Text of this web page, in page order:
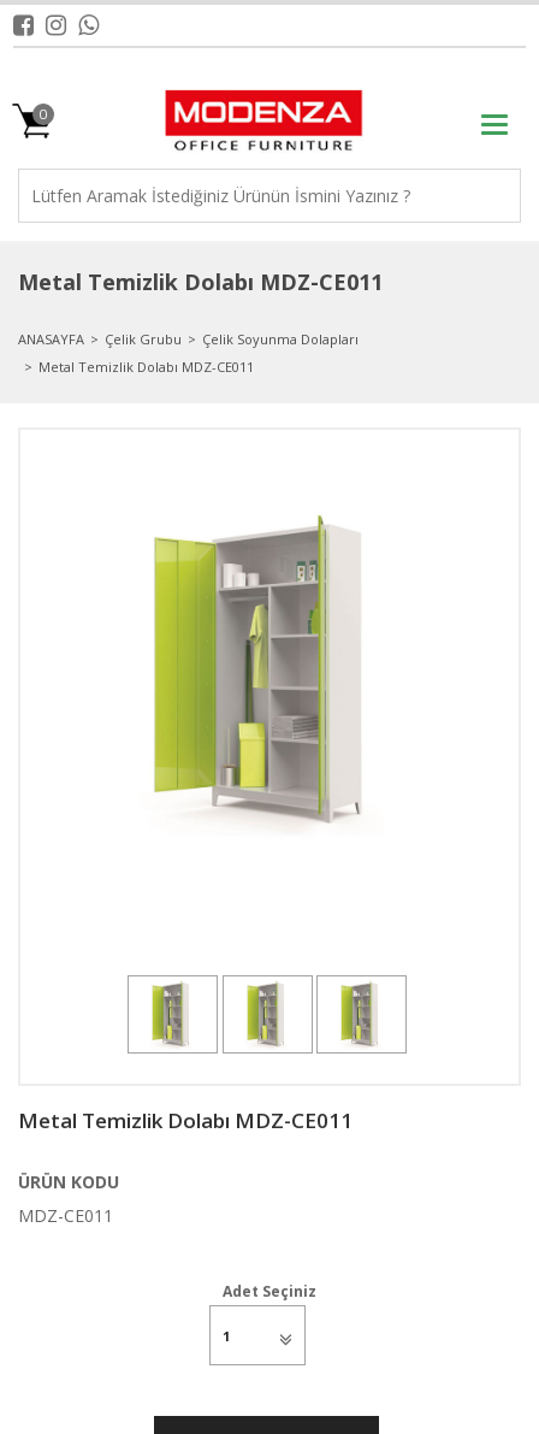
0
Metal Temizlik Dolabı MDZ-CE011
ANASAYFA Çelik Grubu
Çelik Soyunma Dolapları
Metal Temizlik Dolabı MDZ-CE011
Metal Temizlik Dolabı MDZ-CE011
ÜRÜN KODU
MDZ-CE011
Adet Seçiniz